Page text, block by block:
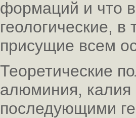
формаций и что
геологические,
присущие всем
Теоретические
алюминия, калия
последующими